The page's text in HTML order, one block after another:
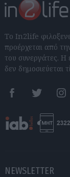
Το In2life
προέρχεται από
του συνεργάτες. Η
δεν δημοσιεύεται
FacebookTwitter
NEWSLETTER